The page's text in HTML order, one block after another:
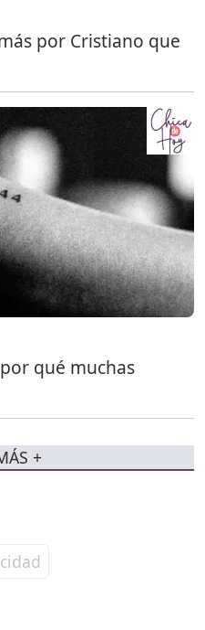
por Cristiano que
qué muchas
+